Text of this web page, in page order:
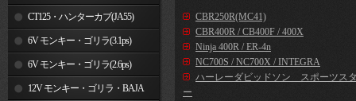
CT125・ハンターカブ(JA55)
6V モンキー・ゴリラ(3.1ps)
6V モンキー・ゴリラ(2.6ps)
12V モンキー・ゴリラ・BAJA
CBR250R(MC41)
CBR400R / CB400F / 400X
Ninja 400R / ER-4n
NC700S / NC700X / INTEGRA
ハーレーダビッドソン スポーツス
ー